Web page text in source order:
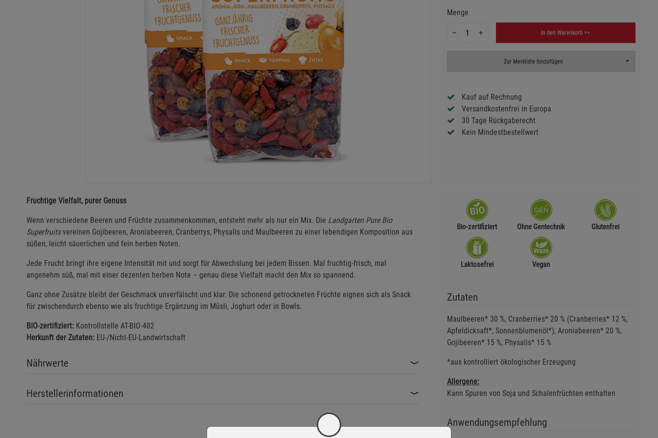
Menge
In den Warenkorb >>
Zur Merkliste hinzufügen Toggle
Kauf auf Rechnung
Versandkostenfrei in Europa
30 Tage Rückgaberecht
Kein Mindestbestellwert
Fruchtige Vielfalt, purer Genuss
Wenn verschiedene Beeren und Früchte zusammenkommen, entsteht mehr als nur ein Mix. Die Landgarten Pure Bio
Superfruitsvereinen Gojibeeren, Aroniabeeren, Cranberrys, Physalis und Maulbeeren zu einer lebendigen Komposition aus
süßen, leicht säuerlichen und fein herben Noten.
Jede Frucht bringt ihre eigene Intensität mit und sorgt für Abwechslung bei jedem Bissen. Mal fruchtig-frisch, mal
angenehm süß, mal mit einer dezenten herben Note – genau diese Vielfalt macht den Mix so spannend.
Ganz ohne Zusätze bleibt der Geschmack unverfälscht und klar. Die schonend getrockneten Früchte eignen sich als Snack
für zwischendurch ebenso wie als fruchtige Ergänzung im Müsli, Joghurt oder in Bowls.
BIO-zertifiziert: Kontrollstelle AT-BIO-402
Herkunft der Zutaten: EU-/Nicht-EU-Landwirtschaft
Nährwerte
Herstellerinformationen
Bio-zertifiziert Ohne Gentechnik Glutenfrei
Laktosefrei Vegan
Zutaten
Maulbeeren* 30 %, Cranberries* 20 % (Cranberries* 12 %,
Apfeldicksaft*, Sonnenblumenöl*), Aroniabeeren* 20 %,
Gojibeeren* 15 %, Physalis* 15 %
*aus kontrolliert ökologischer Erzeugung
Allergene:
Kann Spuren von Soja und Schalenfrüchten enthalten
Anwendungsempfehlung